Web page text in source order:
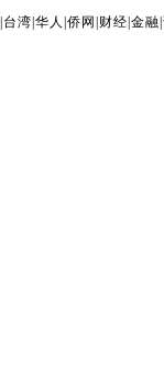
台湾 |华人 |侨网 财经 |金融 |